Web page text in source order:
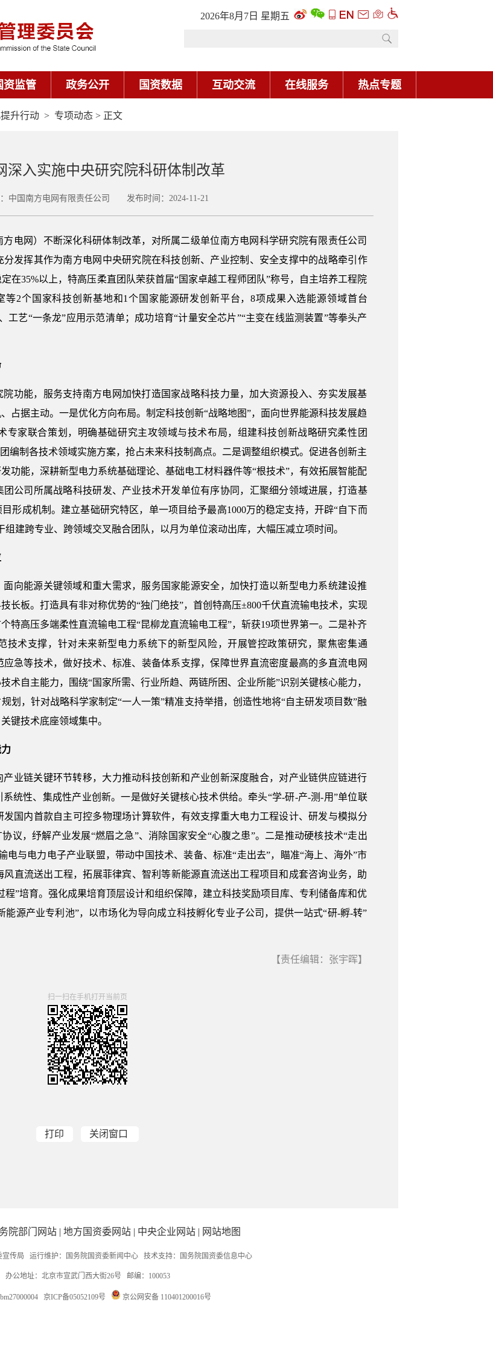
2026年8月7日 星期五
资监管 政务公开 国资数据 互动交流 在线服务 热点专题
升行动 > 专项动态 > 正文
深入实施中央研究院科研体制改革
中国南方电网有限责任公司 发布时间：2024-11-21
电网）不断深化科研体制改革，对所属二级单位南方电网科学研究院有限责任公司
分发挥其作为南方电网中央研究院在科技创新、产业控制、安全支撑中的战略牵引作
在35%以上，特高压柔直团队荣获首届“国家卓越工程师团队”称号，自主培养工程院
等2个国家科技创新基地和1个国家能源研发创新平台，8项成果入选能源领域首台
工艺“一条龙”应用示范清单；成功培育“计量安全芯片”“主变在线监测装置”等拳头产
功能，服务支持南方电网加快打造国家战略科技力量，加大资源投入、夯实发展基
占据主动。一是优化方向布局。制定科技创新“战略地图”，面向世界能源科技发展趋
专家联合策划，明确基础研究主攻领域与技术布局，组建科技创新战略研究柔性团
编制各技术领域实施方案，抢占未来科技制高点。二是调整组织模式。促进各创新主
功能，深耕新型电力系统基础理论、基础电工材料器件等“根技术”，有效拓展智能配
公司所属战略科技研发、产业技术开发单位有序协同，汇聚细分领域进展，打造基
形成机制。建立基础研究特区，单一项目给予最高1000万的稳定支持，开辟“自下而
组建跨专业、跨领域交叉融合团队，以月为单位滚动出库，大幅压减立项时间。
向能源关键领域和重大需求，服务国家能源安全，加快打造以新型电力系统建设推
长板。打造具有非对称优势的“独门绝技”，首创特高压±800千伏直流输电技术，实现
特高压多端柔性直流输电工程“昆柳龙直流输电工程”，斩获19项世界第一。二是补齐
技术支撑，针对未来新型电力系统下的新型风险，开展管控政策研究，聚焦密集通
急等技术，做好技术、标准、装备体系支撑，保障世界直流密度最高的多直流电网
术自主能力，围绕“国家所需、行业所趋、两链所困、企业所能”识别关键核心能力，
划，针对战略科学家制定“一人一策”精准支持举措，创造性地将“自主研发项目数”融
键技术底座领域集中。
业链关键环节转移，大力推动科技创新和产业创新深度融合，对产业链供应链进行
统性、集成性产业创新。一是做好关键核心技术供给。牵头“学-研-产-测-用”单位联
国内首款自主可控多物理场计算软件，有效支撑重大电力工程设计、研发与模拟分
议，纾解产业发展“燃眉之急”、消除国家安全“心腹之患”。二是推动硬核技术“走出
电与电力电子产业联盟，带动中国技术、装备、标准“走出去”，瞄准“海上、海外”市
直流送出工程，拓展菲律宾、智利等新能源直流送出工程项目和成套咨询业务，助
”培育。强化成果培育顶层设计和组织保障，建立科技奖励项目库、专利储备库和优
能源产业专利池”，以市场化为导向成立科技孵化专业子公司，提供一站式“研-孵-转”
【责任编辑：张宇晖】
扫一扫在手机打开当前页
打印 关闭窗口